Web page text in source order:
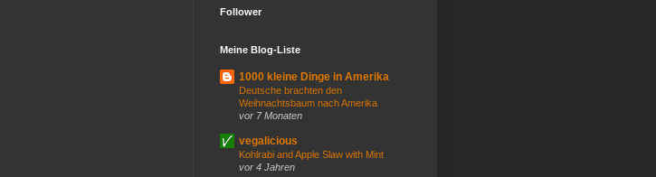
Follower
Meine Blog-Liste
1000 kleine Dinge in Amerika
Deutsche brachten den
Weihnachtsbaum nach Amerika
vor 7 Monaten
vegalicious
Kohlrabi and Apple Slaw with Mint
vor 4 Jahren